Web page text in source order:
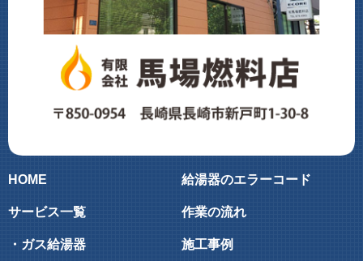
HOME
サービス一覧
・ガス給湯器
給湯器のエラーコード
作業の流れ
施工事例